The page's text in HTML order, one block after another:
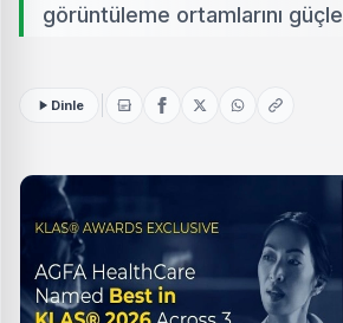
görüntüleme ortamlarını güçle
Dinle